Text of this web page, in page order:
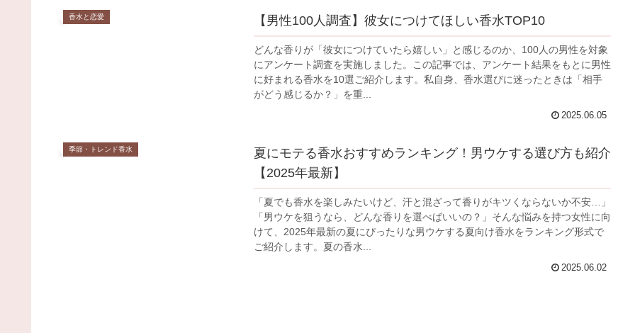
香水と恋愛 【男性100人調査】彼女につけてほしい香水TOP10
どんな香りが「彼女につけていたら嬉しい」と感じるのか、100人の男性を対象
にアンケート調査を実施しました。この記事では、アンケート結果をもとに男性
に好まれる香水を10選ご紹介します。私自身、香水選びに迷ったときは「相手
がどう感じるか？」を重...
2025.06.05
季節・トレンド香水
夏にモテる香水おすすめランキング！男ウケする選び方も紹介
【2025年最新】
「夏でも香水を楽しみたいけど、汗と混ざって香りがキツくならないか不安…」
「男ウケを狙うなら、どんな香りを選べばいいの？」そんな悩みを持つ女性に向
けて、2025年最新の夏にぴったりな男ウケする夏向け香水をランキング形式で
ご紹介します。夏の香水...
2025.06.02